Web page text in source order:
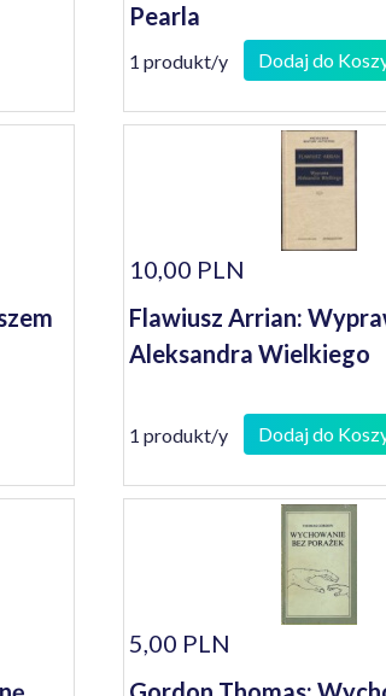
Pearla
1 produkt/y Dodaj do
10,00 PLN
Flawiusz Arrian:
Aleksandra Wielkiego
1 produkt/y Dodaj do
5,00 PLN